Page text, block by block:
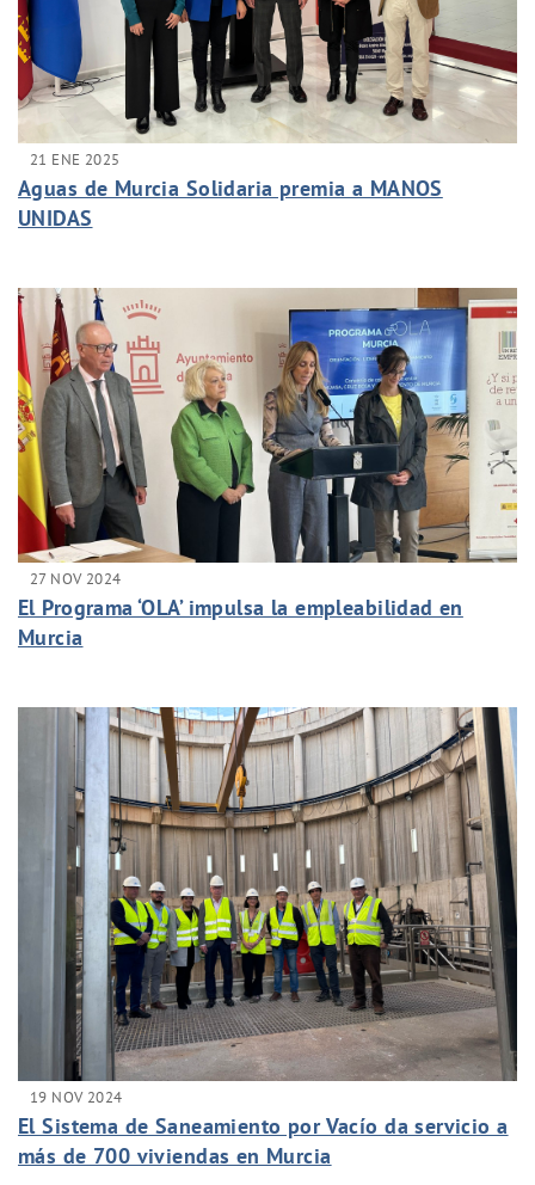
21 ENE 2025
Aguas de Murcia Solidaria premia a MANOS
UNIDAS
27 NOV 2024
El Programa ‘OLA’ impulsa la empleabilidad en
Murcia
19 NOV 2024
El Sistema de Saneamiento por Vacío da servicio a
más de 700 viviendas en Murcia